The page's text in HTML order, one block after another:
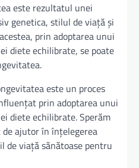
este rezultatul unei
genetica, stilul de viață și
prin adoptarea unui
diete echilibrate, se poate
este un proces
prin adoptarea unui
diete echilibrate. Sperăm
ajutor în înțelegerea
de viață sănătoase pentru